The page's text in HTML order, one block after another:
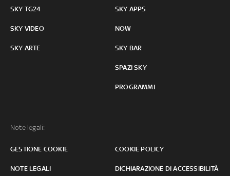
SKY TG24
SKY VIDEO
SKY ARTE
SKY APPS
NOW
SKY BAR
SPAZI SKY
PROGRAMMI
Note legali:
GESTIONE COOKIE COOKIE POLICY
NOTE LEGALI DICHIARAZIONE DI ACCESSIBILITÀ